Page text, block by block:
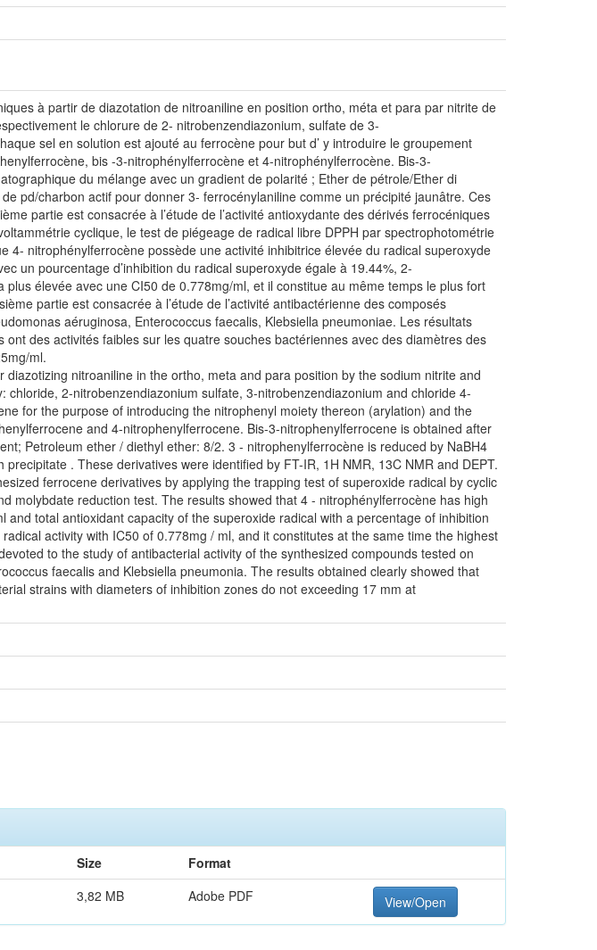
à partir de diazotation de nitroaniline en position ortho, méta et para par nitrite de
le chlorure de 2- nitrobenzendiazonium, sulfate de 3-
sel en solution est ajouté au ferrocène pour but d’ y introduire le groupement
bis -3-nitrophénylferrocène et 4-nitrophénylferrocène. Bis-3-
du mélange avec un gradient de polarité ; Ether de pétrole/Ether di
pd/charbon actif pour donner 3- ferrocénylaniline comme un précipité jaunâtre. Ces
partie est consacrée à l’étude de l’activité antioxydante des dérivés ferrocéniques
cyclique, le test de piégeage de radical libre DPPH par spectrophotométrie
nitrophénylferrocène possède une activité inhibitrice élevée du radical superoxyde
un pourcentage d’inhibition du radical superoxyde égale à 19.44%, 2-
élevée avec une CI50 de 0.778mg/ml, et il constitue au même temps le plus fort
partie est consacrée à l’étude de l’activité antibactérienne des composés
aéruginosa, Enterococcus faecalis, Klebsiella pneumoniae. Les résultats
des activités faibles sur les quatre souches bactériennes avec des diamètres des
ml.
nitroaniline in the ortho, meta and para position by the sodium nitrite and
2-nitrobenzendiazonium sulfate, 3-nitrobenzendiazonium and chloride 4-
for the purpose of introducing the nitrophenyl moiety thereon (arylation) and the
and 4-nitrophenylferrocene. Bis-3-nitrophenylferrocene is obtained after
Petroleum ether / diethyl ether: 8/2. 3 - nitrophenylferrocène is reduced by NaBH4
. These derivatives were identified by FT-IR, 1H NMR, 13C NMR and DEPT.
ferrocene derivatives by applying the trapping test of superoxide radical by cyclic
molybdate reduction test. The results showed that 4 - nitrophénylferrocène has high
total antioxidant capacity of the superoxide radical with a percentage of inhibition
activity with IC50 of 0.778mg / ml, and it constitutes at the same time the highest
to the study of antibacterial activity of the synthesized compounds tested on
faecalis and Klebsiella pneumonia. The results obtained clearly showed that
strains with diameters of inhibition zones do not exceeding 17 mm at
Size
Format
3,82 MB Adobe PDF View/Open